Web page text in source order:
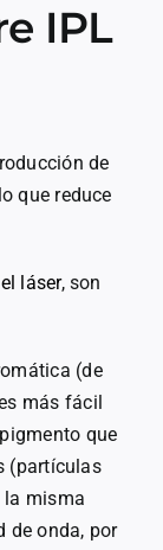
IPL
de
que reduce
láser, son
(de
más fácil
que
(partículas
la misma
de onda, por